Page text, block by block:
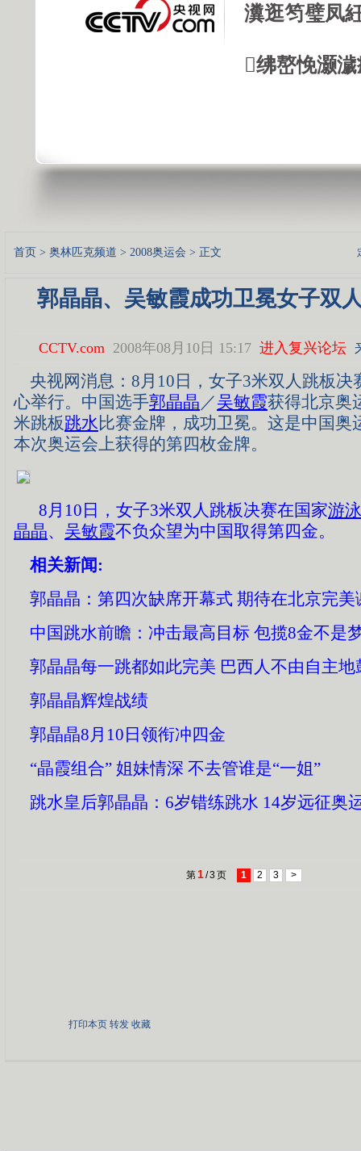
瀵逛笉璧凤
绋嶅悗灏
首页 > 奥林匹克频道 > 2008奥运会 > 正文
郭晶晶、吴敏霞成功卫冕女子双
CCTV.com 2008年08月10日 15:17 进入复兴论坛
央视网消息：8月10日，女子3米双人跳板决
心举行。中国选手郭晶晶 ／吴敏霞获得北京奥
米跳板跳水比赛金牌，成功卫冕。这是中国奥
本次奥运会上获得的第四枚金牌。
8月10日，女子3米双人跳板决赛在国家游泳
晶晶、 吴敏霞不负众望为中国取得第四金。
相关新闻:
郭晶晶：第四次缺席开幕式 期待在北京完美
中国跳水前瞻：冲击最高目标 包揽8金不是
郭晶晶每一跳都如此完美 巴西人不由自主地
郭晶晶辉煌战绩
郭晶晶8月10日领衔冲四金
“晶霞组合” 姐妹情深 不去管谁是“一姐”
跳水皇后郭晶晶：6岁错练跳水 14岁远征奥
第 1/3 页 1 2 3 >
打印本页 转发 收藏